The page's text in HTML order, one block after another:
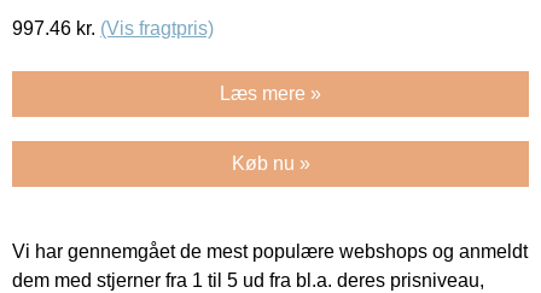
997.46 kr. (Vis fragtpris)
Læs mere »
Køb nu »
Vi har gennemgået de mest populære webshops og anmeldt
dem med stjerner fra 1 til 5 ud fra bl.a. deres prisniveau,